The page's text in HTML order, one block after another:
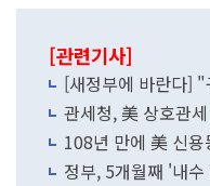
[관련기사]
[새정부에 바란다]
관세청, 美 상호관
108년 만에 美 신
정부, 5개월째 '내